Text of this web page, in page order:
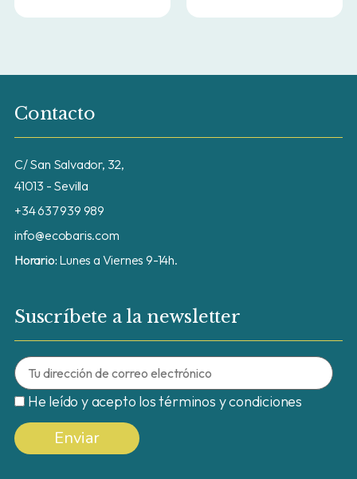
Contacto
C/ San Salvador, 32,
41013 - Sevilla
+34 637 939 989
info@ecobaris.com
Horario: Lunes a Viernes 9-14h.
Suscríbete a la newsletter
He leído y acepto los términos y condiciones